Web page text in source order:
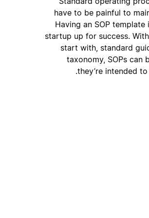
have to be painful to
Having an SOP
startup up for success.
start with, standard
taxonomy, SOPs can
they’re intended